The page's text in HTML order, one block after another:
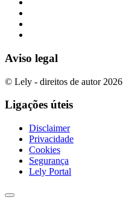
Aviso legal
© Lely - direitos de autor 2026
Ligações úteis
Disclaimer
Privacidade
Cookies
Segurança
Lely Portal